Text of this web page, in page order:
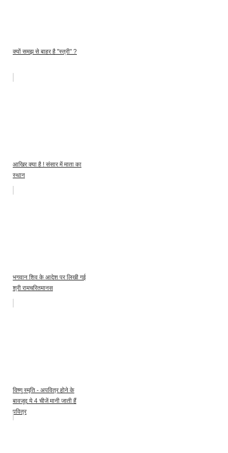
क्यों समझ से बाहर है "स्त्री" ?
आखिर क्या है ! संसार में माता का
स्थान
भगवान शिव के आदेश पर लिखी गई
श्री रामचरितमानस
विष्णु स्मृति - अपवित्र होने के
बावजूद ये 4 चीजें मानी जाती हैं
पवित्र